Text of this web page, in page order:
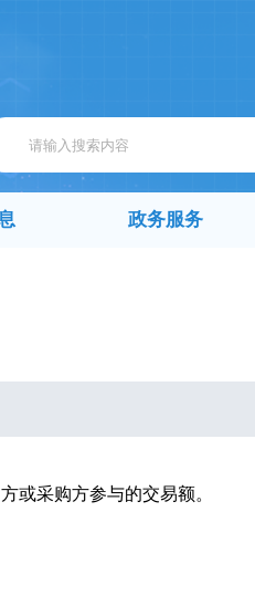
政务服务
或采购方参与的交易额。